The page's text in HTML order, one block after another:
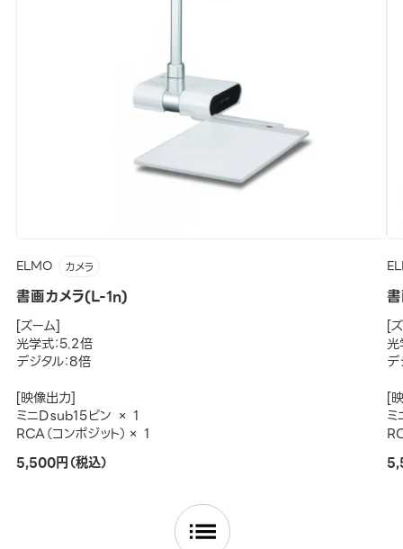
ELMO カメラ
書画カメラ(L-1n)
[ズーム]
光学式：5.2倍
デジタル：8倍
[映像出力]
ミニDｓub15ピン × 1
RCA（コンポジット）× 1
5,500円（税込）
[
光
デ
[